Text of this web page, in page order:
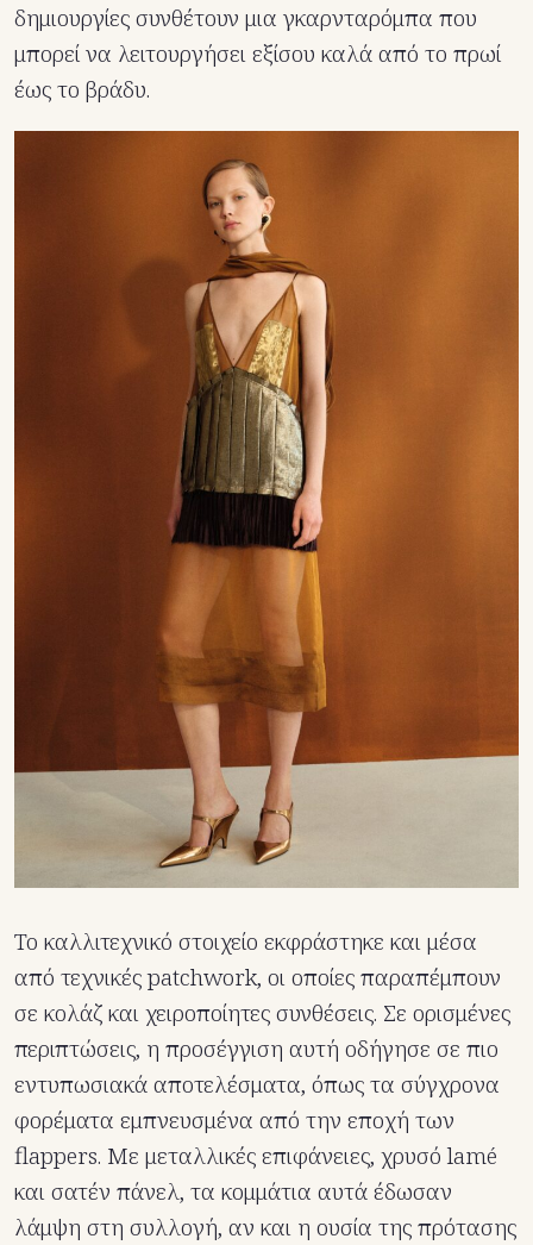
δημιουργίες συνθέτουν μια γκαρνταρόμπα που
μπορεί να λειτουργήσει εξίσου καλά από το πρωί
έως το βράδυ.
Το καλλιτεχνικό στοιχείο εκφράστηκε και μέσα
από τεχνικές patchwork, οι οποίες παραπέμπουν
σε κολάζ και χειροποίητες συνθέσεις. Σε ορισμένες
περιπτώσεις, η προσέγγιση αυτή οδήγησε σε πιο
εντυπωσιακά αποτελέσματα, όπως τα σύγχρονα
φορέματα εμπνευσμένα από την εποχή των
flappers. Με μεταλλικές επιφάνειες, χρυσό lamé
και σατέν πάνελ, τα κομμάτια αυτά έδωσαν
λάμψη στη συλλογή, αν και η ουσία της πρότασης